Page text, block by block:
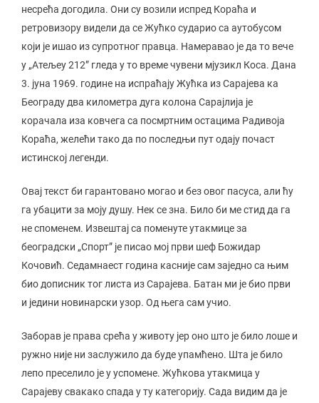
несрећа догодила. Они су возили испред Кораћа и
ретровизору видели да се Жућко сударио са аутобусом
који је ишао из супротног правца. Намеравао је да то вече
у „Атељеу 212” гледа у то време чувени мјузикл Коса. Дана
3. јуна 1969. године на испраћају Жућка из Сарајева ка
Београду два километра дуга колона Сарајлија је
корачала иза ковчега са посмртним остацима Радивоја
Кораћа, желећи тако да по последњи пут одају почаст
истинској легенди.
Овај текст би гарантовано могао и без овог пасуса, али ћу
га убацити за моју душу. Нек се зна. Било би ме стид да га
не споменем. Извештај са поменуте утакмице за
београдски „Спорт” је писао мој први шеф Божидар
Кочовић. Седамнаест година касније сам заједно са њим
био дописник тог листа из Сарајева. Батан ми је био први
и једини новинарски узор. Од њега сам учио.
Заборав је права срећа у животу јер оно што је било лоше и
ружно није ни заслужило да буде упамћено. Шта је било
лепо преселило је у успомене. Жућкова утакмица у
Сарајеву свакако спада у ту категорију. Сада видим да је